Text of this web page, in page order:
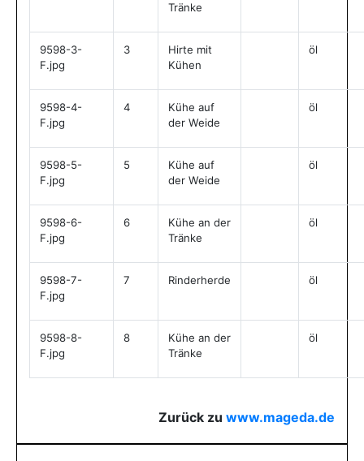
Tränke
9598-3-
F.jpg
3
Hirte mit
Kühen
öl
9598-4-
F.jpg
4
Kühe auf
der Weide
öl
9598-5-
F.jpg
5
Kühe auf
der Weide
öl
9598-6-
F.jpg
6
Kühe an der
Tränke
öl
9598-7-
F.jpg
7 Rinderherde öl
9598-8-
F.jpg
8
Kühe an der
Tränke
öl
Zurück zu www.mageda.de